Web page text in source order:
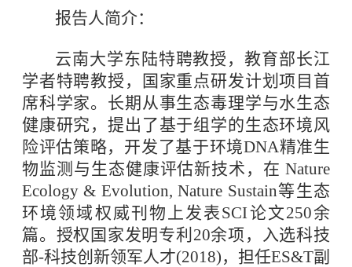
报告人简介：
云南大学东陆特聘教授，教育部长江
学者特聘教授，国家重点研发计划项目首
席科学家。长期从事生态毒理学与水生态
健康研究，提出了基于组学的生态环境风
险评估策略，开发了基于环境DNA精准生
物监测与生态健康评估新技术，在 Nature
Ecology & Evolution, Nature Sustain等生态
环境领域权威刊物上发表SCI论文250余
篇。授权国家发明专利20余项，入选科技
部-科技创新领军人才(2018)，担任ES&T副